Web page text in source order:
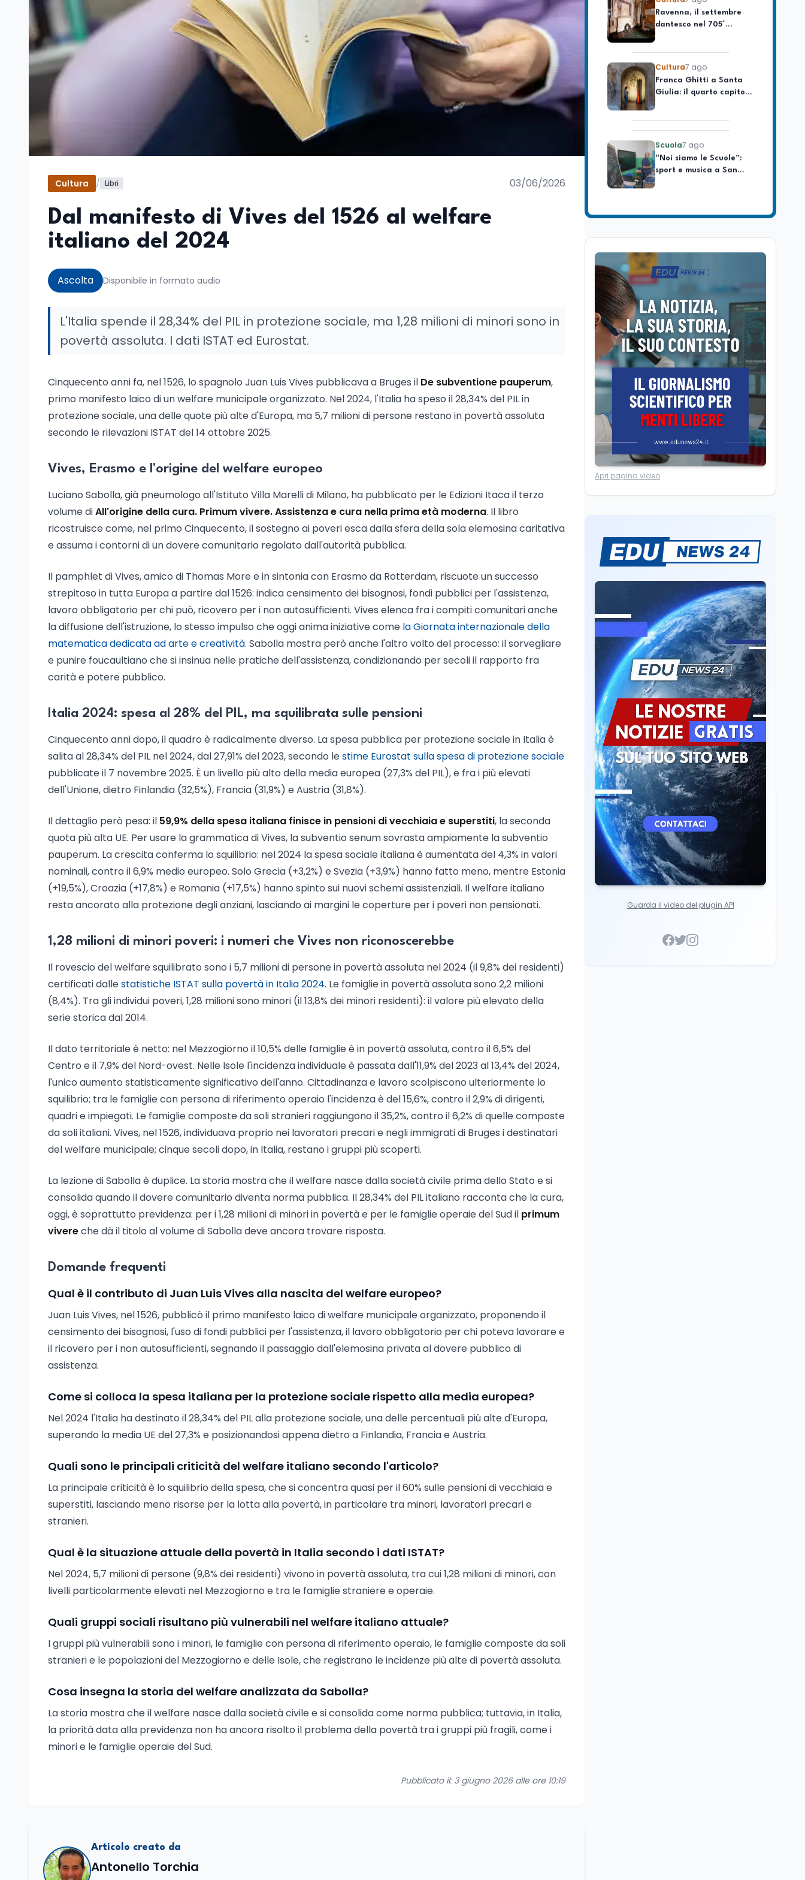
Cultura / Libri 03/06/2026
Dal manifesto di Vives del 1526 al welfare
italiano del 2024
Ascolta Disponibile in formato audio
L'Italia spende il 28,34% del PIL in protezione sociale, ma 1,28 milioni di minori sono in
povertà assoluta. I dati ISTAT ed Eurostat.
Cinquecento anni fa, nel 1526, lo spagnolo Juan Luis Vives pubblicava a Bruges il De subventione pauperum,
primo manifesto laico di un welfare municipale organizzato. Nel 2024, l'Italia ha speso il 28,34% del PIL in
protezione sociale, una delle quote più alte d'Europa, ma 5,7 milioni di persone restano in povertà assoluta
secondo le rilevazioni ISTAT del 14 ottobre 2025.
Vives, Erasmo e l'origine del welfare europeo
Luciano Sabolla, già pneumologo all'Istituto Villa Marelli di Milano, ha pubblicato per le Edizioni Itaca il terzo
volume diAll'origine della cura. Primum vivere. Assistenza e cura nella prima età moderna. Il libro
ricostruisce come, nel primo Cinquecento, il sostegno ai poveri esca dalla sfera della sola elemosina caritativa
e assuma i contorni di un dovere comunitario regolato dall'autorità pubblica.
Il pamphlet di Vives, amico di Thomas More e in sintonia con Erasmo da Rotterdam, riscuote un successo
strepitoso in tutta Europa a partire dal 1526: indica censimento dei bisognosi, fondi pubblici per l'assistenza,
lavoro obbligatorio per chi può, ricovero per i non autosufficienti. Vives elenca fra i compiti comunitari anche
la diffusione dell'istruzione, lo stesso impulso che oggi anima iniziative come la Giornata internazionale della
matematica dedicata ad arte e creatività. Sabolla mostra però anche l'altro volto del processo: il sorvegliare
e punire foucaultiano che si insinua nelle pratiche dell'assistenza, condizionando per secoli il rapporto fra
carità e potere pubblico.
Italia 2024: spesa al 28% del PIL, ma squilibrata sulle pensioni
Cinquecento anni dopo, il quadro è radicalmente diverso. La spesa pubblica per protezione sociale in Italia è
salita al 28,34% del PIL nel 2024, dal 27,91% del 2023, secondo lestime Eurostat sulla spesa di protezione sociale
pubblicate il 7 novembre 2025. È un livello più alto della media europea (27,3% del PIL), e fra i più elevati
dell'Unione, dietro Finlandia (32,5%), Francia (31,9%) e Austria (31,8%).
Il dettaglio però pesa: il 59,9% della spesa italiana finisce in pensioni di vecchiaia e superstiti, la seconda
quota più alta UE. Per usare la grammatica di Vives, la subventio senum sovrasta ampiamente la subventio
pauperum. La crescita conferma lo squilibrio: nel 2024 la spesa sociale italiana è aumentata del 4,3% in valori
nominali, contro il 6,9% medio europeo. Solo Grecia (+3,2%) e Svezia (+3,9%) hanno fatto meno, mentre Estonia
(+19,5%), Croazia (+17,8%) e Romania (+17,5%) hanno spinto sui nuovi schemi assistenziali. Il welfare italiano
resta ancorato alla protezione degli anziani, lasciando ai margini le coperture per i poveri non pensionati.
1,28 milioni di minori poveri: i numeri che Vives non riconoscerebbe
Il rovescio del welfare squilibrato sono i 5,7 milioni di persone in povertà assoluta nel 2024 (il 9,8% dei residenti)
certificati dallestatistiche ISTAT sulla povertà in Italia 2024. Le famiglie in povertà assoluta sono 2,2 milioni
(8,4%). Tra gli individui poveri, 1,28 milioni sono minori (il 13,8% dei minori residenti): il valore più elevato della
serie storica dal 2014.
Il dato territoriale è netto: nel Mezzogiorno il 10,5% delle famiglie è in povertà assoluta, contro il 6,5% del
Centro e il 7,9% del Nord-ovest. Nelle Isole l'incidenza individuale è passata dall'11,9% del 2023 al 13,4% del 2024,
l'unico aumento statisticamente significativo dell'anno. Cittadinanza e lavoro scolpiscono ulteriormente lo
squilibrio: tra le famiglie con persona di riferimento operaio l'incidenza è del 15,6%, contro il 2,9% di dirigenti,
quadri e impiegati. Le famiglie composte da soli stranieri raggiungono il 35,2%, contro il 6,2% di quelle composte
da soli italiani. Vives, nel 1526, individuava proprio nei lavoratori precari e negli immigrati di Bruges i destinatari
del welfare municipale; cinque secoli dopo, in Italia, restano i gruppi più scoperti.
La lezione di Sabolla è duplice. La storia mostra che il welfare nasce dalla società civile prima dello Stato e si
consolida quando il dovere comunitario diventa norma pubblica. Il 28,34% del PIL italiano racconta che la cura,
oggi, è soprattutto previdenza: per i 1,28 milioni di minori in povertà e per le famiglie operaie del Sud il primum
vivereche dà il titolo al volume di Sabolla deve ancora trovare risposta.
Domande frequenti
Qual è il contributo di Juan Luis Vives alla nascita del welfare europeo?
Juan Luis Vives, nel 1526, pubblicò il primo manifesto laico di welfare municipale organizzato, proponendo il
censimento dei bisognosi, l'uso di fondi pubblici per l'assistenza, il lavoro obbligatorio per chi poteva lavorare e
il ricovero per i non autosufficienti, segnando il passaggio dall'elemosina privata al dovere pubblico di
assistenza.
Come si colloca la spesa italiana per la protezione sociale rispetto alla media europea?
Nel 2024 l'Italia ha destinato il 28,34% del PIL alla protezione sociale, una delle percentuali più alte d'Europa,
superando la media UE del 27,3% e posizionandosi appena dietro a Finlandia, Francia e Austria.
Quali sono le principali criticità del welfare italiano secondo l'articolo?
La principale criticità è lo squilibrio della spesa, che si concentra quasi per il 60% sulle pensioni di vecchiaia e
superstiti, lasciando meno risorse per la lotta alla povertà, in particolare tra minori, lavoratori precari e
stranieri.
Qual è la situazione attuale della povertà in Italia secondo i dati ISTAT?
Nel 2024, 5,7 milioni di persone (9,8% dei residenti) vivono in povertà assoluta, tra cui 1,28 milioni di minori, con
livelli particolarmente elevati nel Mezzogiorno e tra le famiglie straniere e operaie.
Quali gruppi sociali risultano più vulnerabili nel welfare italiano attuale?
I gruppi più vulnerabili sono i minori, le famiglie con persona di riferimento operaio, le famiglie composte da soli
stranieri e le popolazioni del Mezzogiorno e delle Isole, che registrano le incidenze più alte di povertà assoluta.
Cosa insegna la storia del welfare analizzata da Sabolla?
La storia mostra che il welfare nasce dalla società civile e si consolida come norma pubblica; tuttavia, in Italia,
la priorità data alla previdenza non ha ancora risolto il problema della povertà tra i gruppi più fragili, come i
minori e le famiglie operaie del Sud.
Pubblicato il: 3 giugno 2026 alle ore 10:19
Articolo creato da
Antonello Torchia
longevo dell’Italia
repubblicana
dantesco nel 705°
anniversario della morte
Cultura7 ago
Franca Ghitti a Santa
Giulia: il quarto capitolo
dei Palcoscenici
Scuola7 ago
“Noi siamo le Scuole”:
sport e musica a San
con il progetto del Mim
studente 14enne uccide
Camere in ferie,
settembre tra legge
elettorale e Rai. La
premier Meloni attesa a
Bari il 4 settembre per
celebrare il governo più
longevo dell’Italia
Cultura7 ago
Ravenna, il settembre
dantesco nel 705°
anniversario della morte
del Sommo Poeta
Cultura7 ago
Giulia: il quarto capitolo
Scuola7 ago
“Noi siamo le Scuole”:
Sparatoria a Bangkok:
studente 14enne uccide
Editoriali7 ago
Camere in ferie,
riapertura il 9
settembre tra legge
elettorale e Rai. La
premier Meloni attesa a
Bari il 4 settembre per
celebrare il governo più
longevo dell’Italia
repubblicana
Cultura7 ago
Ravenna, il settembre
dantesco nel 705°
anniversario della morte
del Sommo Poeta
Cultura 7 ago
Franca Ghitti a Santa
Giulia: il quarto capitolo
dei Palcoscenici
Apri pagina video
Guarda il video del plugin API